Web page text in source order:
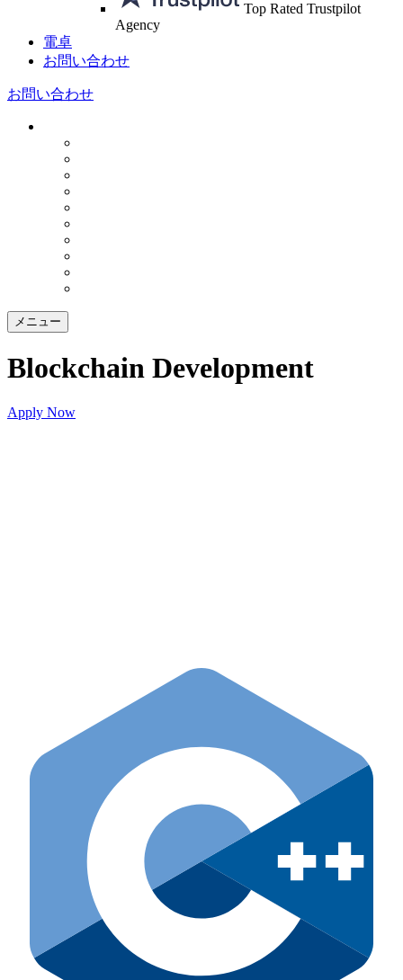
Top Rated Trustpilot
Agency
電卓
お問い合わせ
お問い合わせ
メニュー
Blockchain Development
Apply Now